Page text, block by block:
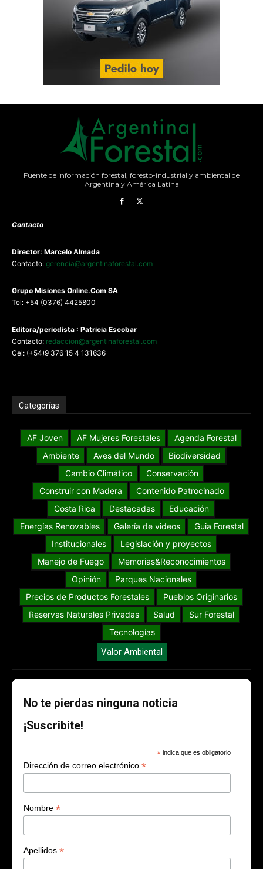
Fuente de información forestal, foresto-industrial y ambiental de
Argentina y América Latina
Contacto
Director: Marcelo Almada
Contacto: gerencia@argentinaforestal.com
Grupo Misiones Online.Com SA
Tel: +54 (0376) 4425800
Editora/periodista : Patricia Escobar
Contacto: redaccion@argentinaforestal.com
Cel: (+54)9 376 15 4 131636
Categorías
AF Joven AF Mujeres Forestales
Agenda Forestal
Ambiente
Aves del Mundo
Biodiversidad
Cambio Climático
Conservación
Construir con Madera
Contenido Patrocinado
Costa Rica
Destacadas
Educación
Energías Renovables
Galería de videos
Guia Forestal
Institucionales
Legislación y proyectos
Manejo de Fuego
Memorias&Reconocimientos
Opinión
Parques Nacionales
Precios de Productos Forestales
Pueblos Originarios
Reservas Naturales Privadas
Salud
Sur Forestal
Tecnologías
Valor Ambiental
No te pierdas ninguna noticia
¡Suscribite!
* indica que es obligatorio
Dirección de correo electrónico *
Nombre *
Apellidos *